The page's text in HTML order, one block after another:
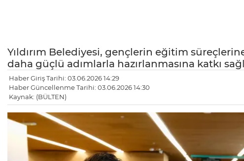
Yıldırım Belediyesi, gençlerin eğitim
daha güçlü adımlarla hazırlanmasına katkı
Haber Giriş Tarihi: 03.06.2026 14:29
Haber Güncellenme Tarihi: 03.06.2026 14:30
Kaynak: (BÜLTEN)